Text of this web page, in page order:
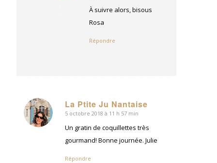
À suivre alors, bisous
Rosa
Répondre
La Ptite Ju Nantaise
dit
:
5 octobre 2018 à 11 h 57 min
Un gratin de coquillettes très
gourmand! Bonne journée. Julie
Répondre